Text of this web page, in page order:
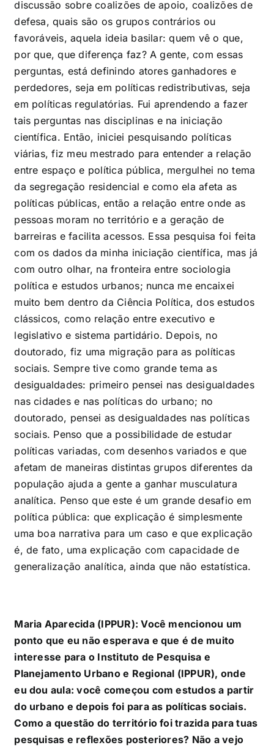
discussão sobre coalizões de apoio, coalizões de
defesa, quais são os grupos contrários ou
favoráveis, aquela ideia basilar: quem vê o que,
por que, que diferença faz? A gente, com essas
perguntas, está definindo atores ganhadores e
perdedores, seja em políticas redistributivas, seja
em políticas regulatórias. Fui aprendendo a fazer
tais perguntas nas disciplinas e na iniciação
científica. Então, iniciei pesquisando políticas
viárias, fiz meu mestrado para entender a relação
entre espaço e política pública, mergulhei no tema
da segregação residencial e como ela afeta as
políticas públicas, então a relação entre onde as
pessoas moram no território e a geração de
barreiras e facilita acessos. Essa pesquisa foi feita
com os dados da minha iniciação científica, mas já
com outro olhar, na fronteira entre sociologia
política e estudos urbanos; nunca me encaixei
muito bem dentro da Ciência Política, dos estudos
clássicos, como relação entre executivo e
legislativo e sistema partidário. Depois, no
doutorado, fiz uma migração para as políticas
sociais. Sempre tive como grande tema as
desigualdades: primeiro pensei nas desigualdades
nas cidades e nas políticas do urbano; no
doutorado, pensei as desigualdades nas políticas
sociais. Penso que a possibilidade de estudar
políticas variadas, com desenhos variados e que
afetam de maneiras distintas grupos diferentes da
população ajuda a gente a ganhar musculatura
analítica. Penso que este é um grande desafio em
política pública: que explicação é simplesmente
uma boa narrativa para um caso e que explicação
é, de fato, uma explicação com capacidade de
generalização analítica, ainda que não estatística.
Maria Aparecida (IPPUR): Você mencionou um
ponto que eu não esperava e que é de muito
interesse para o Instituto de Pesquisa e
Planejamento Urbano e Regional (IPPUR), onde
eu dou aula: você começou com estudos a partir
do urbano e depois foi para as políticas sociais.
Como a questão do território foi trazida para tuas
pesquisas e reflexões posteriores? Não a vejo